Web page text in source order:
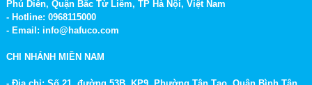
Phú Diễn, Quận Bắc Từ Liêm, TP Hà Nội, Việt Nam
- Hotline: 0968115000
- Email: info@hafuco.com
CHI NHÁNH MIỀN NAM